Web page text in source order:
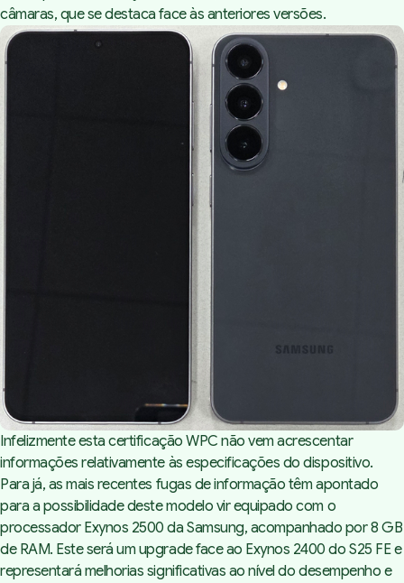
câmaras, que se destaca face às anteriores versões.
Infelizmente esta certificação WPC não vem acrescentar
informações relativamente às especificações do dispositivo.
Para já, as mais recentes fugas de informação têm apontado
para a possibilidade deste modelo vir equipado com o
processador Exynos 2500 da Samsung, acompanhado por 8 GB
de RAM. Este será um upgrade face ao Exynos 2400 do S25 FE e
representará melhorias significativas ao nível do desempenho e